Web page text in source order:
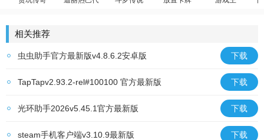
相关推荐
虫虫助手官方最新版v4.8.6.2安卓版 下载
TapTapv2.93.2-rel#100100 官方最新版 下载
光环助手2026v5.45.1官方最新版 下载
steam手机客户端v3.10.9最新版 下载